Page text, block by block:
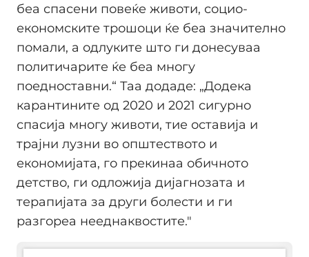
беа спасени повеќе животи, социо-
економските трошоци ќе беа значително
помали, а одлуките што ги донесуваа
политичарите ќе беа многу
поедноставни.“ Таа додаде: „Додека
карантините од 2020 и 2021 сигурно
спасија многу животи, тие оставија и
трајни лузни во општеството и
економијата, го прекинаа обичното
детство, ги одложија дијагнозата и
терапијата за други болести и ги
разгореа нееднаквостите."